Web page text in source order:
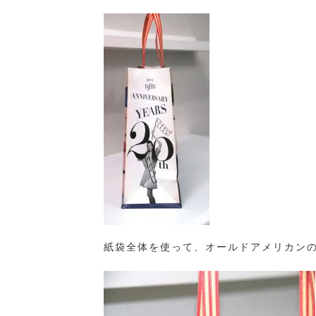
紙袋全体を使って、オールドアメリカン